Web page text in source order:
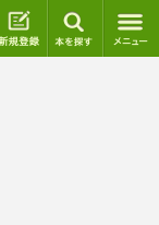
ログイン 新規登録